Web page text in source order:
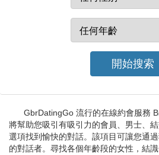
GbrDatingGo 流行的在線約會服務
將幫助您吸引有吸引力的會員、男士、
選項找到愉快的對話。該項目可讓您通
的對話者。尋找各個年齡段的女性，結